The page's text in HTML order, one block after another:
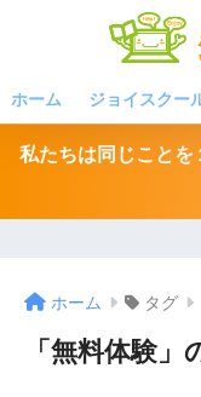
ホーム ジョイスクー
私たちは同じことを
ホーム タグ
「無料体験」